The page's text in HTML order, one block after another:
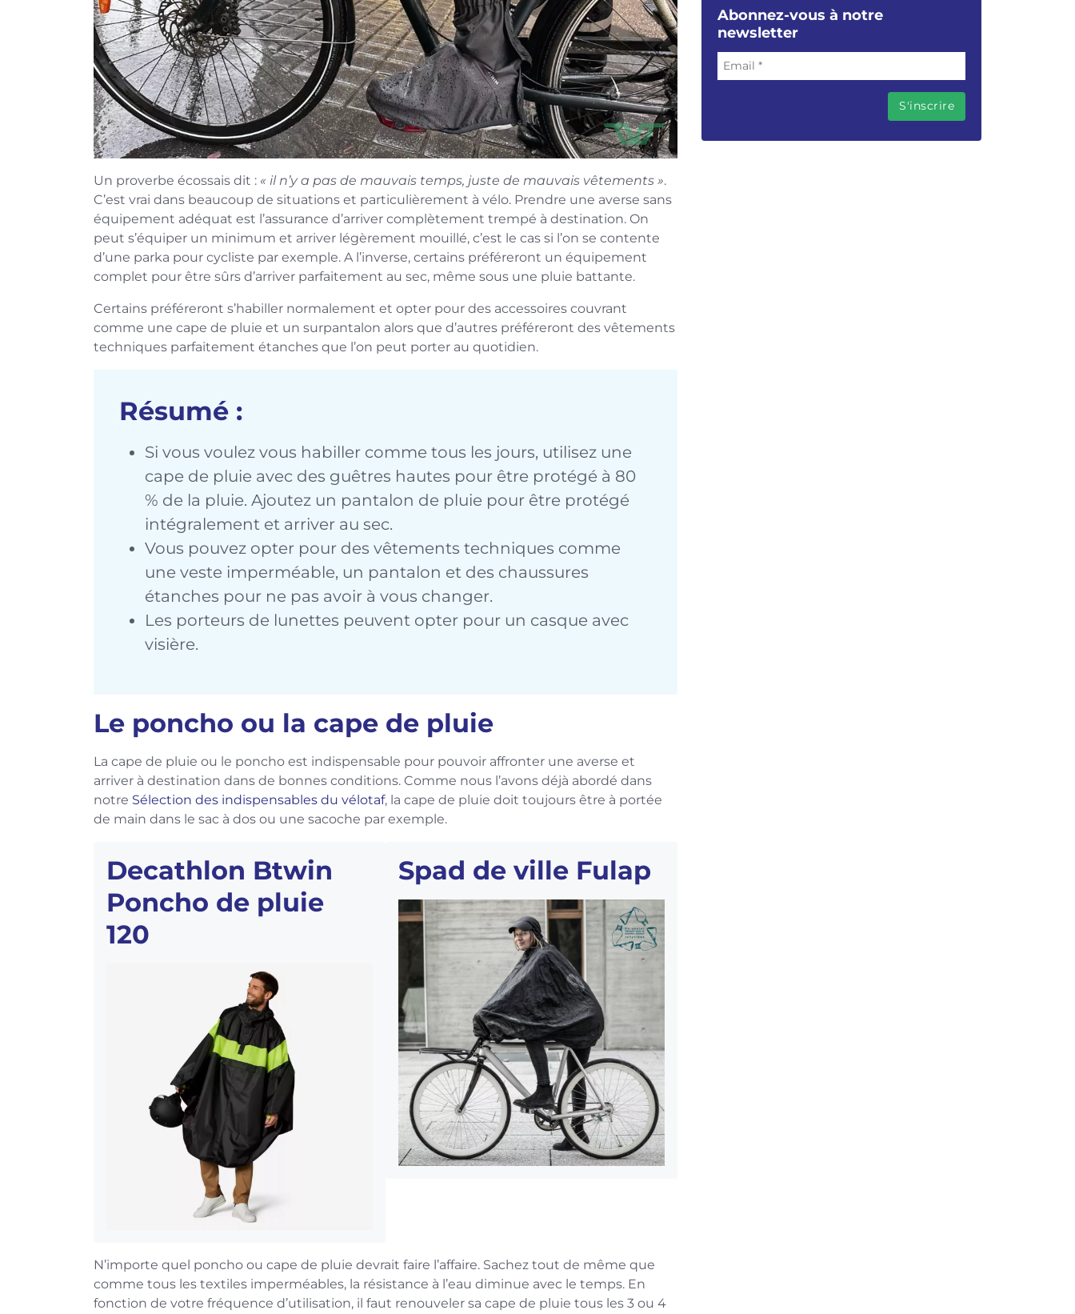
Un proverbe écossais dit : « il n’y a pas de mauvais temps, juste de mauvais vêtements ».
C’est vrai dans beaucoup de situations et particulièrement à vélo. Prendre une averse sans
équipement adéquat est l’assurance d’arriver complètement trempé à destination. On
peut s’équiper un minimum et arriver légèrement mouillé, c’est le cas si l’on se contente
d’une parka pour cycliste par exemple. A l’inverse, certains préféreront un équipement
complet pour être sûrs d’arriver parfaitement au sec, même sous une pluie battante.
Certains préféreront s’habiller normalement et opter pour des accessoires couvrant
comme une cape de pluie et un surpantalon alors que d’autres préféreront des vêtements
techniques parfaitement étanches que l’on peut porter au quotidien.
Résumé :
Si vous voulez vous habiller comme tous les jours, utilisez une
cape de pluie avec des guêtres hautes pour être protégé à 80
% de la pluie. Ajoutez un pantalon de pluie pour être protégé
intégralement et arriver au sec.
Vous pouvez opter pour des vêtements techniques comme
une veste imperméable, un pantalon et des chaussures
étanches pour ne pas avoir à vous changer.
Les porteurs de lunettes peuvent opter pour un casque avec
visière.
Le poncho ou la cape de pluie
La cape de pluie ou le poncho est indispensable pour pouvoir affronter une averse et
arriver à destination dans de bonnes conditions. Comme nous l’avons déjà abordé dans
notre Sélection des indispensables du vélotaf, la cape de pluie doit toujours être à portée
de main dans le sac à dos ou une sacoche par exemple.
Decathlon Btwin
Poncho de pluie
120
Spad de ville Fulap
N’importe quel poncho ou cape de pluie devrait faire l’affaire. Sachez tout de même que
comme tous les textiles imperméables, la résistance à l’eau diminue avec le temps. En
fonction de votre fréquence d’utilisation, il faut renouveler sa cape de pluie tous les 3 ou 4
Abonnez-vous à notre
newsletter